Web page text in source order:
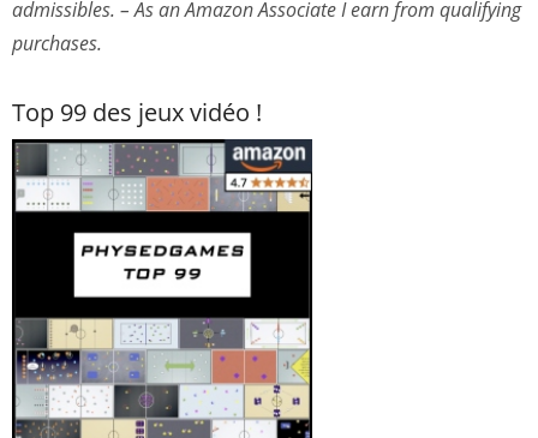
admissibles. – As an Amazon Associate I earn from qualifying
purchases.
Top 99 des jeux vidéo !